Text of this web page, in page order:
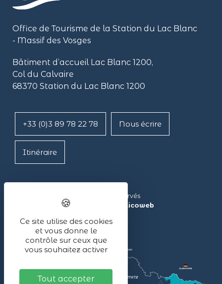
Office de Tourisme de la Station du Lac Blanc
- Massif des Vosges
Bâtiment d’accueil Lac Blanc 1200,
Col du Calvaire
68370 Station du Lac Blanc 1200
+33 (0)3 89 78 22 78 Nous écrire
Itinéraire
Lac Blanc ©2024 – Tous droits réservés
Réalisé avec ❤ par l’agence
illicoweb
Ce site utilise des cookies
et vous donne le
contrôle sur ceux que
vous souhaitez activer
Tout accepter